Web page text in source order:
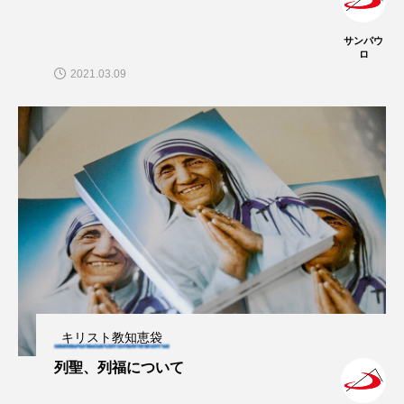
サンパウ
ロ
2021.03.09
キリスト教知恵袋
列聖、列福について